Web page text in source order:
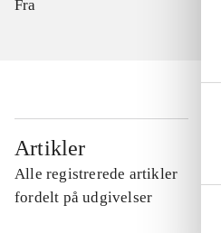
Fra
Artikler
Alle registrerede artikler
fordelt på udgivelser